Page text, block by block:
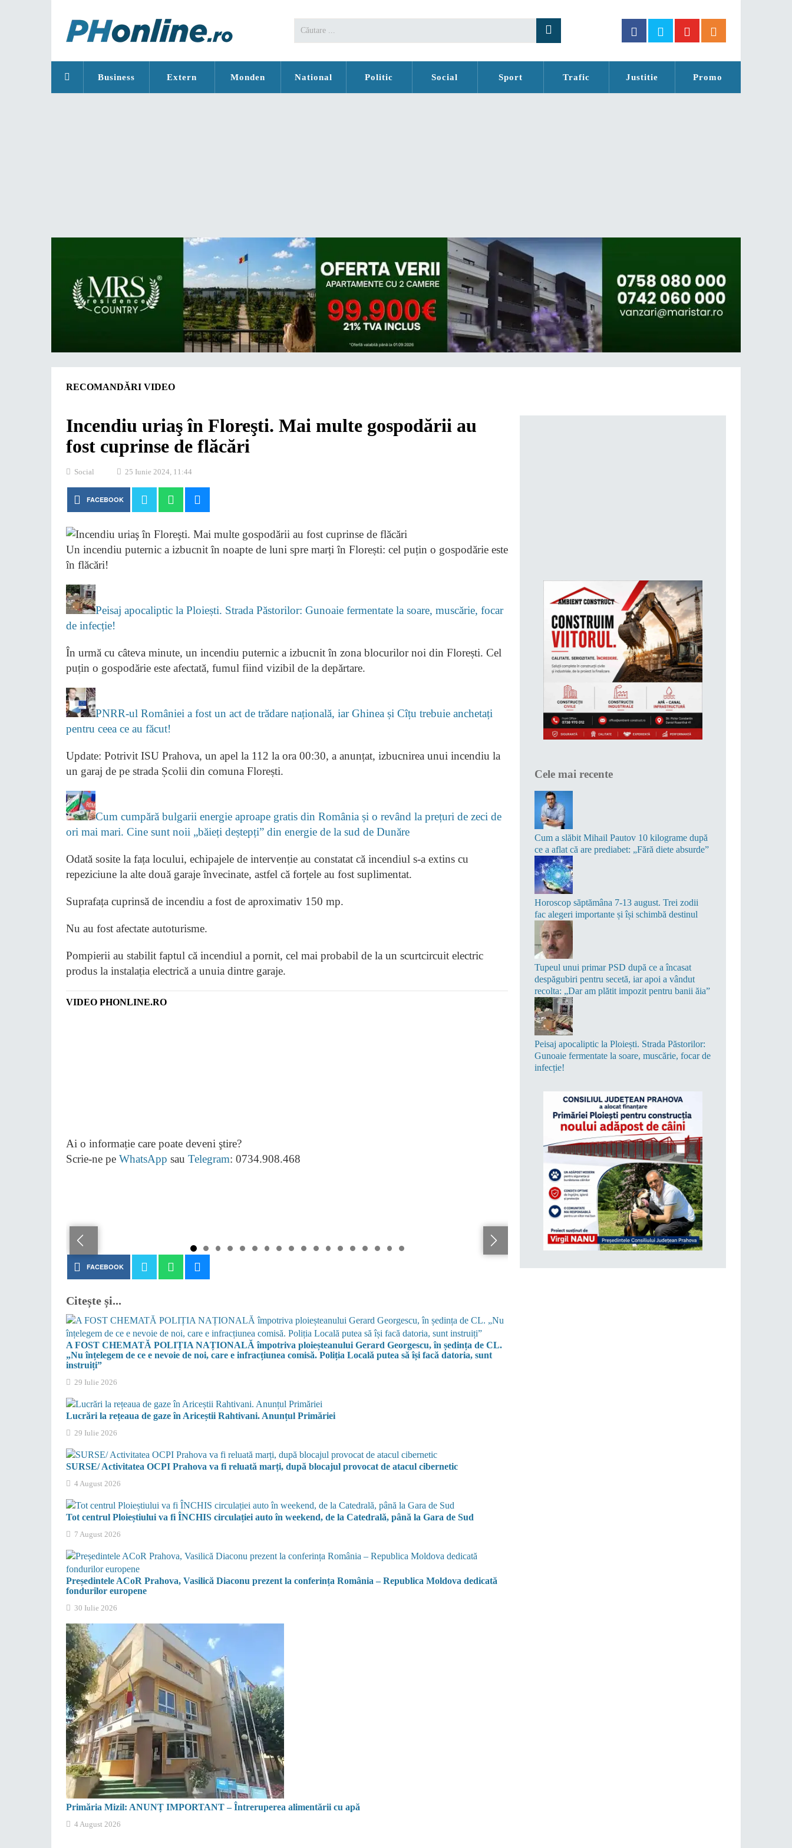
Business Extern Monden National Politic Social Sport Trafic Justitie Promo
RECOMANDĂRI VIDEO
Incendiu uriaş în Floreşti. Mai multe gospodării au
fost cuprinse de flăcări
Social 25 Iunie 2024, 11:44
FACEBOOK
Un incendiu puternic a izbucnit în noapte de luni spre marți în Florești: cel puțin o gospodărie este
în flăcări!
Peisaj apocaliptic la Ploiești. Strada Păstorilor: Gunoaie fermentate la soare, muscărie, focar
de infecție!
În urmă cu câteva minute, un incendiu puternic a izbucnit în zona blocurilor noi din Florești. Cel
puțin o gospodărie este afectată, fumul fiind vizibil de la depărtare.
PNRR-ul României a fost un act de trădare națională, iar Ghinea și Cîțu trebuie anchetați
pentru ceea ce au făcut!
Update: Potrivit ISU Prahova, un apel la 112 la ora 00:30, a anunțat, izbucnirea unui incendiu la
un garaj de pe strada Școlii din comuna Florești.
Cum cumpără bulgarii energie aproape gratis din România și o revând la prețuri de zeci de
ori mai mari. Cine sunt noii „băieți deștepți” din energie de la sud de Dunăre
Odată sosite la fața locului, echipajele de intervenție au constatat că incendiul s-a extins cu
repeziciune la alte două garaje învecinate, astfel că forțele au fost suplimentat.
Suprafața cuprinsă de incendiu a fost de aproximativ 150 mp.
Nu au fost afectate autoturisme.
Pompierii au stabilit faptul că incendiul a pornit, cel mai probabil de la un scurtcircuit electric
produs la instalația electrică a unuia dintre garaje.
VIDEO PHONLINE.RO
Ai o informație care poate deveni ştire?
Scrie-ne pe WhatsApp sau Telegram: 0734.908.468
FACEBOOK
Citește și...
A FOST CHEMATĂ POLIȚIA NAȚIONALĂ împotriva ploieșteanului Gerard Georgescu, în ședința de CL.
„Nu înțelegem de ce e nevoie de noi, care e infracțiunea comisă. Poliția Locală putea să își facă datoria, sunt
instruiți”
29 Iulie 2026
Lucrări la rețeaua de gaze în Ariceștii Rahtivani. Anunțul Primăriei
29 Iulie 2026
SURSE/ Activitatea OCPI Prahova va fi reluată marți, după blocajul provocat de atacul cibernetic
4 August 2026
Tot centrul Ploieștiului va fi ÎNCHIS circulației auto în weekend, de la Catedrală, până la Gara de Sud
7 August 2026
Președintele ACoR Prahova, Vasilică Diaconu prezent la conferința România – Republica Moldova dedicată
fondurilor europene
30 Iulie 2026
Primăria Mizil: ANUNȚ IMPORTANT – Întreruperea alimentării cu apă
4 August 2026
Cele mai recente
Cum a slăbit Mihail Pautov 10 kilograme după
ce a aflat că are prediabet: „Fără diete absurde”
Horoscop săptămâna 7-13 august. Trei zodii
fac alegeri importante și își schimbă destinul
Tupeul unui primar PSD după ce a încasat
despăgubiri pentru secetă, iar apoi a vândut
recolta: „Dar am plătit impozit pentru banii ăia”
Peisaj apocaliptic la Ploiești. Strada Păstorilor:
Gunoaie fermentate la soare, muscărie, focar de
infecție!